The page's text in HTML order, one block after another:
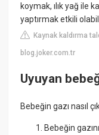
koymak, ılık yağ ile
yaptırmak etkili
Kaynak kaldırma
blog.joker.com.tr
Uyuyan
Bebeğin gazı nasıl
Bebeğin